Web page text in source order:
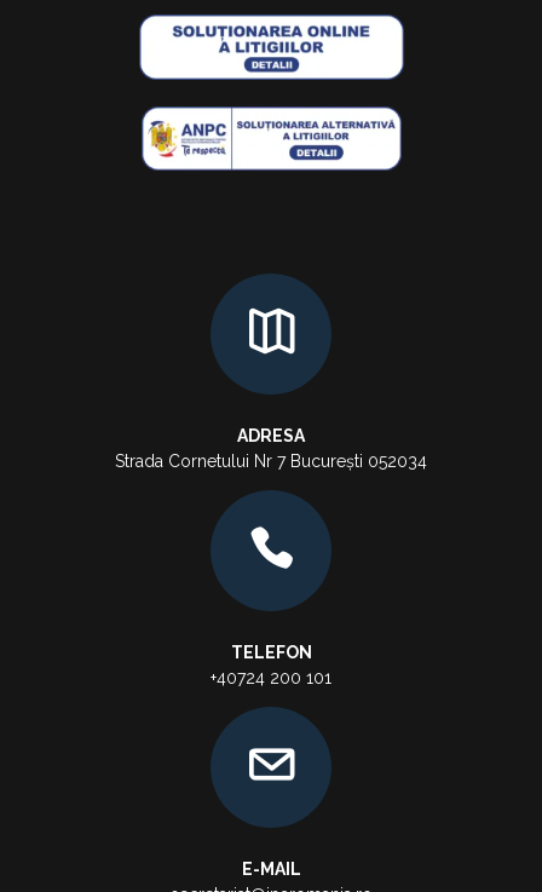
ADRESA
Strada Cornetului Nr 7 București 052034
TELEFON
+40724 200 101
E-MAIL